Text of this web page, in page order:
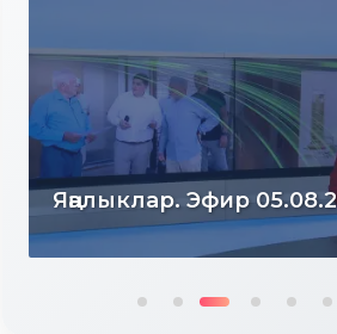
Яңалыклар. Эфир